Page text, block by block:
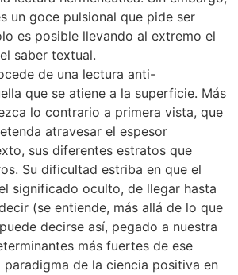
un goce pulsional que pide ser
es posible llevando al extremo el
saber textual.
de una lectura anti-
que se atiene a la superficie. Más
lo contrario a primera vista, que
atravesar el espesor
sus diferentes estratos que
Su dificultad estriba en que el
significado oculto, de llegar hasta
(se entiende, más allá de lo que
decirse así, pegado a nuestra
más fuertes de ese
de la ciencia positiva en